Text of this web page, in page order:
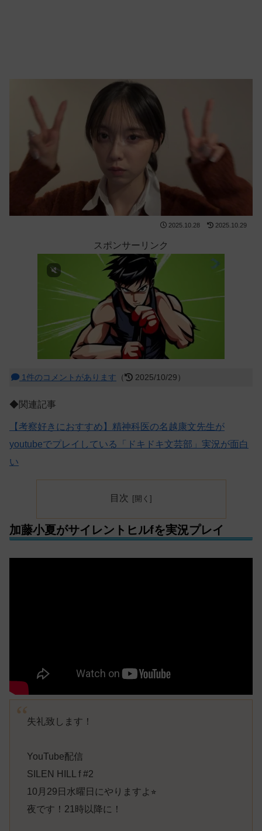
2025.10.28 2025.10.29
スポンサーリンク
1件のコメントがあります （ 2025/10/29）
◆関連記事
【考察好きにおすすめ】精神科医の名越康文先生が
youtubeでプレイしている「ドキドキ文芸部」実況が面白
い
目次
加藤小夏がサイレントヒルfを実況プレイ
失礼致します！
YouTube配信
SILEN HILL f #2
10月29日水曜日にやりますよ⭐︎
夜です！21時以降に！